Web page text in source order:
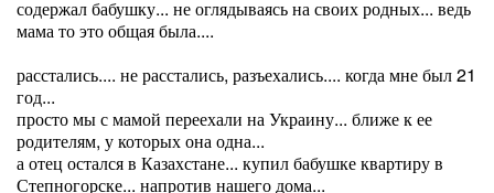
содержал бабушку... не оглядываясь на своих родных... ведь
мама то это общая была....
расстались.... не расстались, разъехались.... когда мне был 21
год...
просто мы с мамой переехали на Украину... ближе к ее
родителям, у которых она одна...
а отец остался в Казахстане... купил бабушке квартиру в
Степногорске... напротив нашего дома...